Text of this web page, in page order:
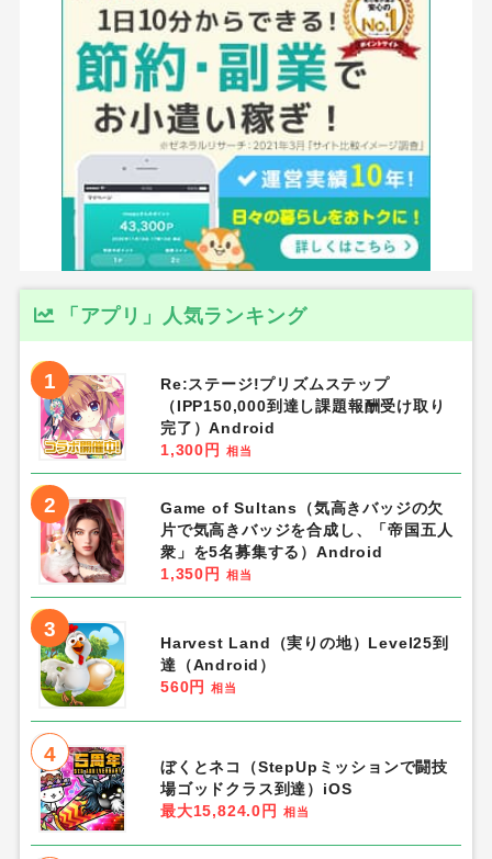
「アプリ」人気ランキング
1
Re:ステージ!プリズムステップ
（IPP150,000到達し課題報酬受け取り
完了）Android
1,300円
相当
2
Game of Sultans（気高きバッジの欠
片で気高きバッジを合成し、「帝国五人
衆」を5名募集する）Android
1,350円
相当
3
Harvest Land（実りの地）Level25到
達（Android）
560円
相当
4
ぼくとネコ（StepUpミッションで闘技
場ゴッドクラス到達）iOS
最大15,824.0円
相当